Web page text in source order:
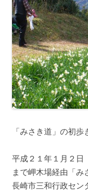
「みさき道」の初
平成２１年１月２日
まで岬木場経由「み
長崎市三和行政セン